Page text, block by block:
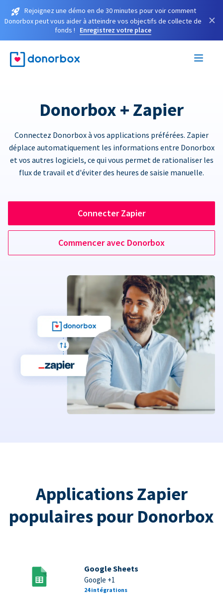
Rejoignez une démo en de 30 minutes pour voir comment
Donorbox peut vous aider à atteindre vos objectifs de collecte de
fonds !
Enregistrez votre place
×
Donorbox + Zapier
Connectez Donorbox à vos applications préférées. Zapier
déplace automatiquement les informations entre Donorbox
et vos autres logiciels, ce qui vous permet de rationaliser les
flux de travail et d'éviter des heures de saisie manuelle.
Connecter Zapier
Commencer avec Donorbox
Applications Zapier
populaires pour Donorbox
Google Sheets
Google +1
24 intégrations